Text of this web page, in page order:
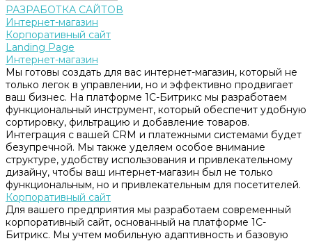
РАЗРАБОТКА САЙТОВ
Интернет-магазин
Корпоративный сайт
Landing Page
Интернет-магазин
Мы готовы создать для вас интернет-магазин, который не
только легок в управлении, но и эффективно продвигает
ваш бизнес. На платформе 1С-Битрикс мы разработаем
функциональный инструмент, который обеспечит удобную
сортировку, фильтрацию и добавление товаров.
Интеграция с вашей CRM и платежными системами будет
безупречной. Мы также уделяем особое внимание
структуре, удобству использования и привлекательному
дизайну, чтобы ваш интернет-магазин был не только
функциональным, но и привлекательным для посетителей.
Корпоративный сайт
Для вашего предприятия мы разработаем современный
корпоративный сайт, основанный на платформе 1С-
Битрикс. Мы учтем мобильную адаптивность и базовую